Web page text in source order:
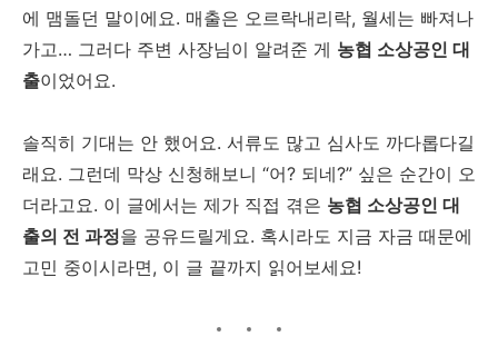
에 맴돌던 말이에요. 매출은 오르락내리락, 월세는 빠져나
가고… 그러다 주변 사장님이 알려준 게 농협 소상공인 대
출이었어요.
솔직히 기대는 안 했어요. 서류도 많고 심사도 까다롭다길
래요. 그런데 막상 신청해보니 “어? 되네?” 싶은 순간이 오
더라고요. 이 글에서는 제가 직접 겪은 농협 소상공인 대
출의 전 과정을 공유드릴게요. 혹시라도 지금 자금 때문에
고민 중이시라면, 이 글 끝까지 읽어보세요!